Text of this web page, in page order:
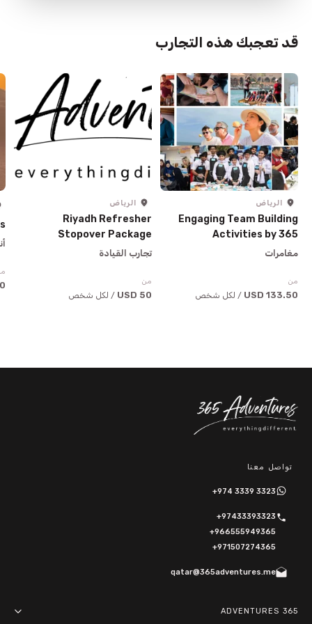
قد تعجبك هذه التجارب
الرياض
Engaging Team Building
Activities by 365
Adventures
مغامرات
من
133.50 USD / لكل شخص
الرياض
Riyadh Refresher
Stopover Package
تجارب القيادة
من
50 USD / لكل شخص
تواصل معنا
+974 3339 3323
+97433393323
+966555949365
+971507274365
qatar@365adventures.me
365 ADVENTURES